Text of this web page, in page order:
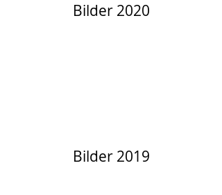
Bilder 2020
Bilder 2019